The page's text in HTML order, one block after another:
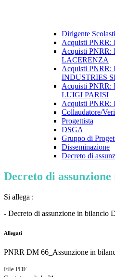
Dirigente
Acquisti PNRR:
Acquisti PNRR:
LACERENZA
Acquisti
INDUSTRIES
Acquisti PNRR:
LUIGI PARISI
Acquisti PNRR:
Collaudatore/
Progettista
DSGA
Gruppo di
Disseminazione
Decreto di
Decreto di
Si allega :
- Decreto di assunzione in bilancio
Allegati
PNRR DM 66_Assunzione in
File PDF